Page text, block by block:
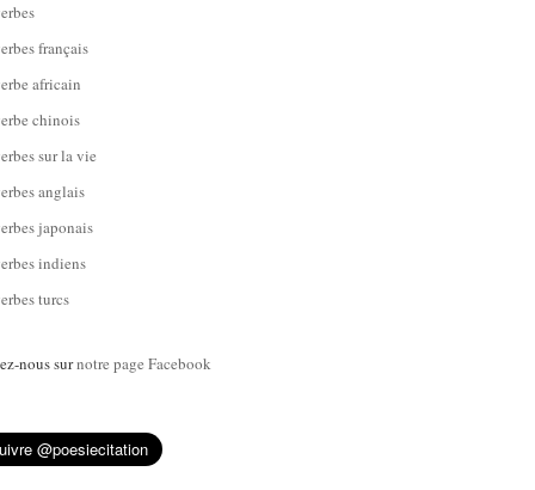
français
africain
chinois
sur la vie
anglais
japonais
indiens
turcs
nous surnotre page Facebook